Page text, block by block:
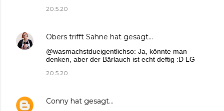
20.5.20
Obers trifft Sahne hat gesagt…
@wasmachstdueigentlichso: Ja, könnte man
denken, aber der Bärlauch ist echt deftig :D LG
20.5.20
Conny hat gesagt…